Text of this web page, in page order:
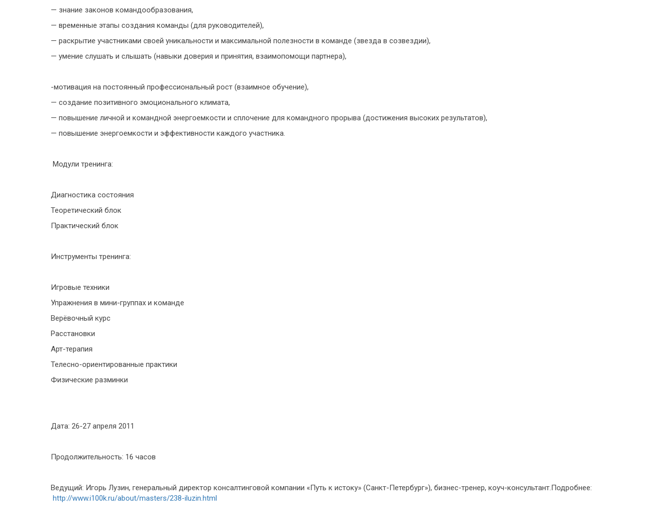
— знание законов командообразования,
— временные этапы создания команды (для руководителей),
— раскрытие участниками своей уникальности и максимальной полезности в команде (звезда в созвездии),
— умение слушать и слышать (навыки доверия и принятия, взаимопомощи партнера),
-мотивация на постоянный профессиональный рост (взаимное обучение),
— создание позитивного эмоционального климата,
— повышение личной и командной энергоемкости и сплочение для командного прорыва (достижения высоких результатов),
— повышение энергоемкости и эффективности каждого участника.
Модули тренинга:
Диагностика состояния
Теоретический блок
Практический блок
Инструменты тренинга:
Игровые техники
Упражнения в мини-группах и команде
Верёвочный курс
Расстановки
Арт-терапия
Телесно-ориентированные практики
Физические разминки
Дата: 26-27 апреля 2011
Продолжительность: 16 часов
Ведущий: Игорь Лузин, генеральный директор консалтинговой компании «Путь к истоку» (Санкт-Петербург»), бизнес-тренер, коуч-консультант.Подробнее:
http://www.i100k.ru/about/masters/238-iluzin.html